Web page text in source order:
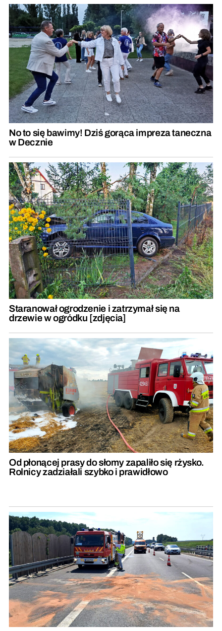
No to się bawimy! Dziś gorąca impreza taneczna
w Decznie
Staranował ogrodzenie i zatrzymał się na
drzewie w ogródku [zdjęcia]
Od płonącej prasy do słomy zapaliło się rżysko.
Rolnicy zadziałali szybko i prawidłowo